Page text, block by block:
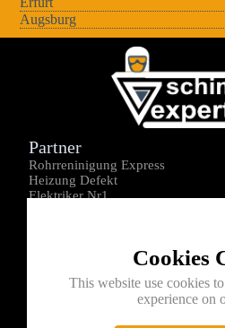
Augsburg
Cookies
This website use cookies
experience on
Partner
Rohrreninigung Express
Heizung Defekt
Elektriker Nr1
Kontakt